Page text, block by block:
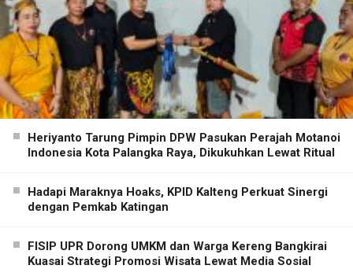
Heriyanto Tarung Pimpin DPW Pasukan Perajah Motanoi
Indonesia Kota Palangka Raya, Dikukuhkan Lewat Ritual
Hadapi Maraknya Hoaks, KPID Kalteng Perkuat Sinergi
dengan Pemkab Katingan
FISIP UPR Dorong UMKM dan Warga Kereng Bangkirai
Kuasai Strategi Promosi Wisata Lewat Media Sosial